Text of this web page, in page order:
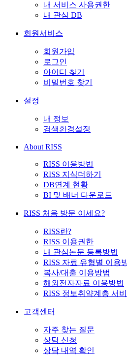
내 서비스 사용권한
내 관심 DB
회원서비스
회원가입
로그인
아이디 찾기
비밀번호 찾기
설정
내 정보
검색환경설정
About RISS
RISS 이용방법
RISS 지식더하기
DB연계 현황
BI 및 배너 다운로드
RISS 처음 방문 이세요?
RISS란?
RISS 이용권한
내 관심논문 등록방법
RISS 자료 유형별 이용
복사/대출 이용방법
해외전자자료 이용방법
RISS 정보취약계층 서
고객센터
자주 찾는 질문
상담 신청
상담 내역 확인